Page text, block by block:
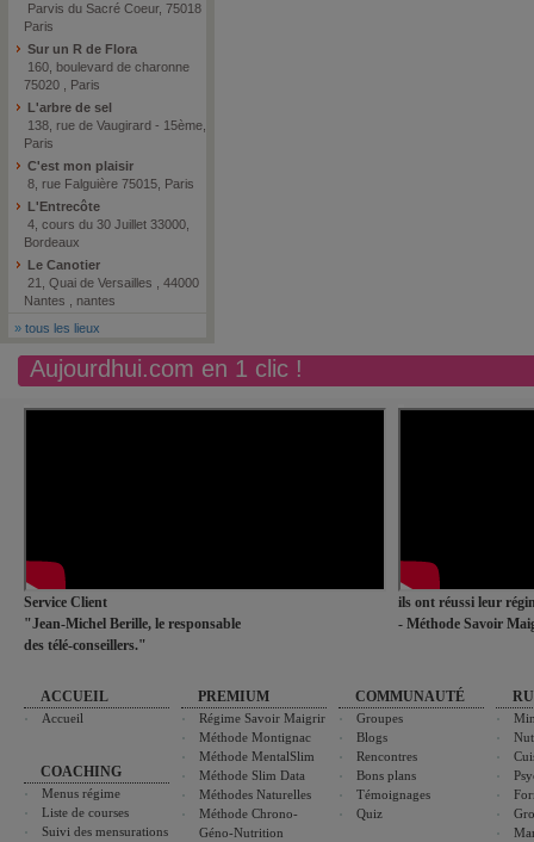
Parvis du Sacré Coeur, 75018
Paris
Sur un R de Flora
160, boulevard de charonne
75020 , Paris
L'arbre de sel
138, rue de Vaugirard - 15ème,
Paris
C'est mon plaisir
8, rue Falguière 75015, Paris
L'Entrecôte
4, cours du 30 Juillet 33000,
Bordeaux
Le Canotier
21, Quai de Versailles , 44000
Nantes , nantes
» tous les lieux
Aujourdhui.com en 1 clic !
Service Client
"Jean-Michel Berille, le responsable
des télé-conseillers."
ils ont réussi leur
- Méthode Savoir
ACCUEIL
Accueil
COACHING
Menus régime
Liste de courses
Suivi des mensurations
PREMIUM
Régime Savoir Maigrir
Méthode Montignac
Méthode MentalSlim
Méthode Slim Data
Méthodes Naturelles
Méthode Chrono-
Géno-Nutrition
COMMUNAUTÉ
Groupes
Blogs
Rencontres
Bons plans
Témoignages
Quiz